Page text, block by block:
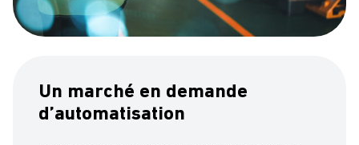
Un marché en demande
d’automatisation